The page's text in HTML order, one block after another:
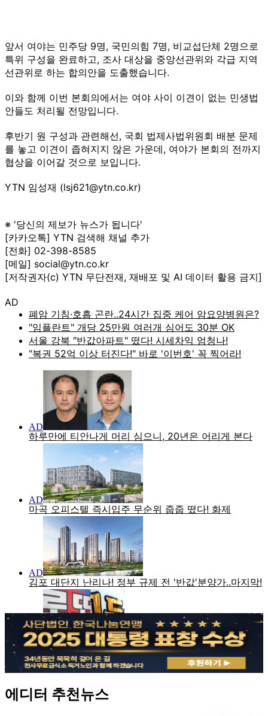
앞서 여야는 민주당 9명, 국민의힘 7명, 비교섭단체 2명으로
특위 구성을 완료하고, 조사 대상을 중앙선관위와 각급 지역
선관위로 하는 합의안을 도출했습니다.
이와 함께 이번 본회의에서는 여야 사이 이견이 없는 민생법
안들도 처리될 전망입니다.
후반기 원 구성과 관련해선, 국회 법제사법위원회 배분 문제
를 놓고 이견이 좁혀지지 않은 가운데, 여야가 본회의 전까지
협상을 이어갈 것으로 보입니다.
YTN 임성재 (lsj621@ytn.co.kr)
※ '당신의 제보가 뉴스가 됩니다'
[카카오톡] YTN 검색해 채널 추가
[전화] 02-398-8585
[메일] social@ytn.co.kr
[저작권자(c) YTN 무단전재, 재배포 및 AI 데이터 활용 금지]
AD
에디터 추천뉴스